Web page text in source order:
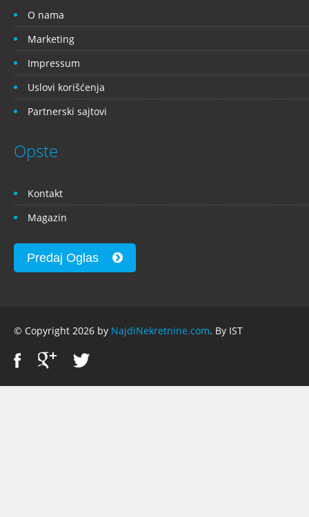
O nama
Marketing
Impressum
Uslovi korišćenja
Partnerski sajtovi
Opste
Kontakt
Magazin
Predaj Oglas
© Copyright 2026 by NajdiNekretnine.com. By IST